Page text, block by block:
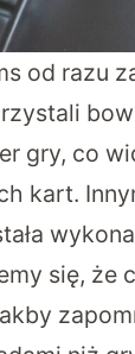
od razu
gry, co
kart.
się, że